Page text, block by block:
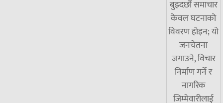
बुझ्दछौं समाचार
केवल घटनाको
विवरण होइन; यो
जनचेतना
जगाउने, विचार
निर्माण गर्ने र
नागरिक
जिम्मेवारीलाई